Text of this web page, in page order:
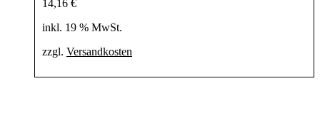
14,16 €
inkl. 19 % MwSt.
zzgl. Versandkosten